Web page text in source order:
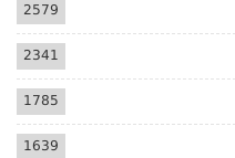
2579
2341
1785
1639